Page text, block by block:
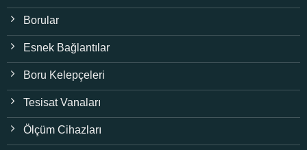
Borular
Esnek Bağlantılar
Boru Kelepçeleri
Tesisat Vanaları
Ölçüm Cihazları